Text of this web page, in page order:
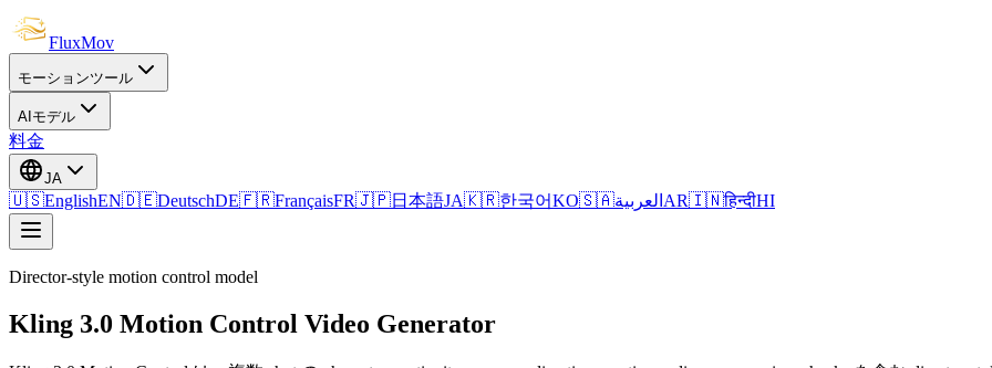
FluxMov
モーションツール
AIモデル
料金
JA
🇺🇸EnglishEN🇩🇪DeutschDE🇫🇷FrançaisFR🇯🇵日本語JA🇰🇷한국어KO🇸🇦العربية AR🇮🇳हिन्दीHI
Director-style motion control model
Kling 3.0 Motion Control Video Generator